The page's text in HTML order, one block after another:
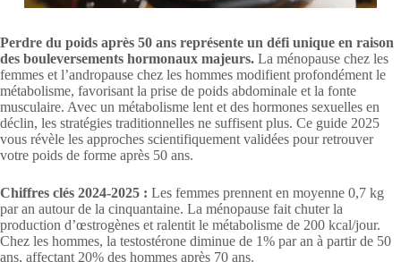
Perdre du poids après 50 ans représente un défi unique en raison
des bouleversements hormonaux majeurs. La ménopause chez les
femmes et l’andropause chez les hommes modifient profondément le
métabolisme, favorisant la prise de poids abdominale et la fonte
musculaire. Avec un métabolisme lent et des hormones sexuelles en
déclin, les stratégies traditionnelles ne suffisent plus. Ce guide 2025
vous révèle les approches scientifiquement validées pour retrouver
votre poids de forme après 50 ans.
Chiffres clés 2024-2025 : Les femmes prennent en moyenne 0,7 kg
par an autour de la cinquantaine. La ménopause fait chuter la
production d’œstrogènes et ralentit le métabolisme de 200 kcal/jour.
Chez les hommes, la testostérone diminue de 1% par an à partir de 50
ans, affectant 20% des hommes après 70 ans.